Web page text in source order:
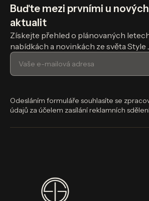
Buďte mezi prvními u
aktualit
Získejte přehled o plánovaných
nabídkách a novinkách ze světa Style
Odesláním formuláře souhlasíte se
údajů za účelem zasílání reklamních